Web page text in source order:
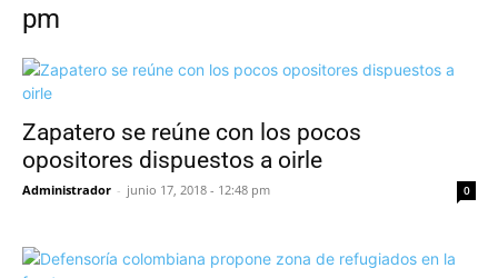
pm
Zapatero se reúne con los pocos
opositores dispuestos a oirle
Administrador - junio 17, 2018 - 12:48 pm 0